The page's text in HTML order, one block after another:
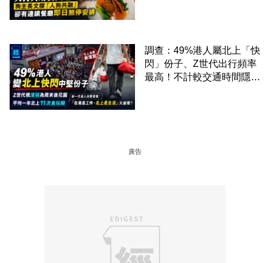
調查：49%港人屬北上「快
閃」份子、Z世代出行頻率
最高！不計較交通時間隱形
廣告